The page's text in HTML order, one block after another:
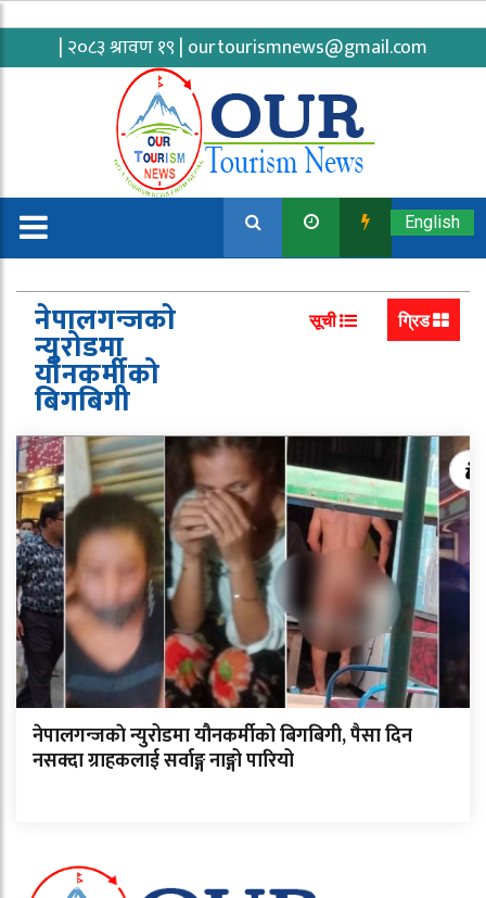
| २०८३ श्रावण १९ | ourtourismnews@gmail.com
English
नेपालगन्जकाे
न्युरोडमा
यौनकर्मीको
बिगबिगी
सूची ग्रिड
नेपालगन्जकाे न्युरोडमा यौनकर्मीको बिगबिगी, पैसा दिन
नसक्दा ग्राहकलाई सर्वाङ्ग नाङ्गो पारियो